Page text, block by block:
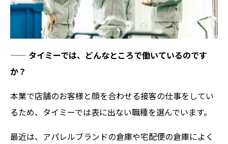
—— タイミーでは、どんなところで働いているのです
か？
本業で店舗のお客様と顔を合わせる接客の仕事をしてい
るため、タイミーでは表に出ない職種を選んでいます。
最近は、アパレルブランドの倉庫や宅配便の倉庫によく